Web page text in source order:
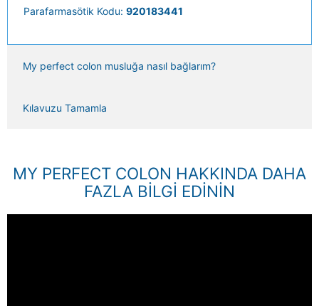
Parafarmasötik Kodu: 920183441
My perfect colon musluğa nasıl bağlarım?
Kılavuzu Tamamla
MY PERFECT COLON HAKKINDA DAHA
FAZLA BILGI EDININ